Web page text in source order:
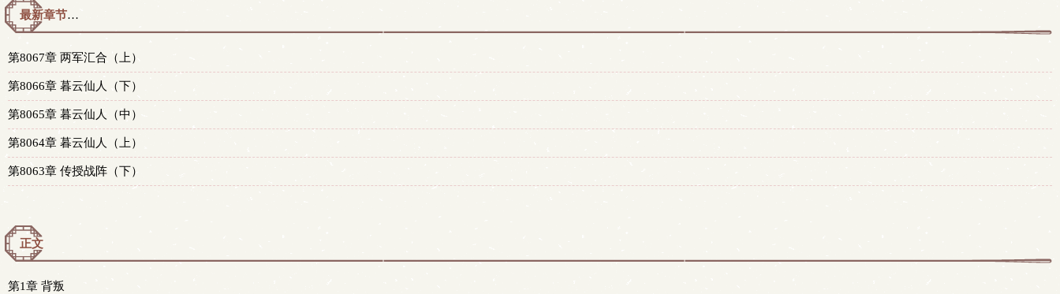
最新章节预览 更新时间：2026-08-09T09:03:14
第8067章 两军汇合（上）
第8066章 暮云仙人（下）
第8065章 暮云仙人（中）
第8064章 暮云仙人（上）
第8063章 传授战阵（下）
正文
第1章 背叛